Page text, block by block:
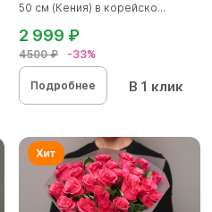
50 см (Кения) в корейско...
4500 ₽ -33%
2 999 ₽
Подробнее В 1 клик